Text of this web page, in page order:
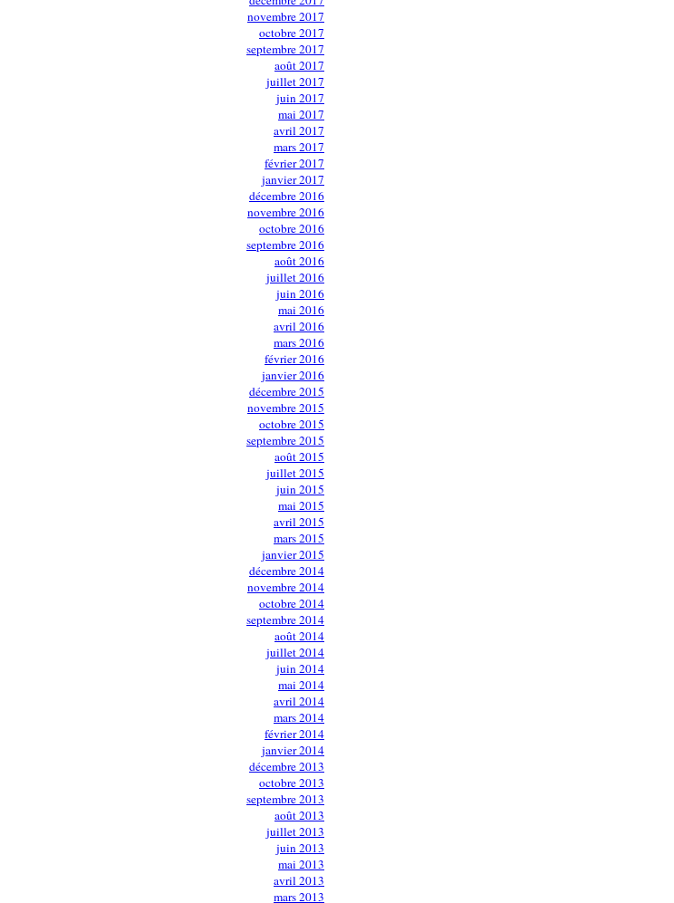
novembre 2017
octobre 2017
septembre 2017
août 2017
juillet 2017
juin 2017
mai 2017
avril 2017
mars 2017
février 2017
janvier 2017
décembre 2016
novembre 2016
octobre 2016
septembre 2016
août 2016
juillet 2016
juin 2016
mai 2016
avril 2016
mars 2016
février 2016
janvier 2016
décembre 2015
novembre 2015
octobre 2015
septembre 2015
août 2015
juillet 2015
juin 2015
mai 2015
avril 2015
mars 2015
janvier 2015
décembre 2014
novembre 2014
octobre 2014
septembre 2014
août 2014
juillet 2014
juin 2014
mai 2014
avril 2014
mars 2014
février 2014
janvier 2014
décembre 2013
octobre 2013
septembre 2013
août 2013
juillet 2013
juin 2013
mai 2013
avril 2013
mars 2013